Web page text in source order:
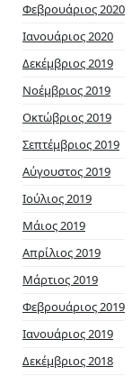
Φεβρουάριος 2020
Ιανουάριος 2020
Δεκέμβριος 2019
Νοέμβριος 2019
Οκτώβριος 2019
Σεπτέμβριος 2019
Αύγουστος 2019
Ιούλιος 2019
Μάιος 2019
Απρίλιος 2019
Μάρτιος 2019
Φεβρουάριος 2019
Ιανουάριος 2019
Δεκέμβριος 2018